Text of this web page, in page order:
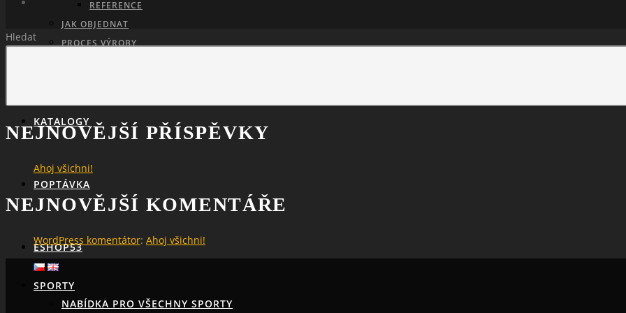
REFERENCE
JAK OBJEDNAT
PROCES VÝROBY
KATALOGY
POPTÁVKA
ESHOP53
Hledat
NEJNOVĚJŠÍ PŘÍSPĚVKY
Ahoj všichni!
NEJNOVĚJŠÍ KOMENTÁŘE
WordPress komentátor: Ahoj všichni!
SPORTY
NABÍDKA PRO VŠECHNY SPORTY